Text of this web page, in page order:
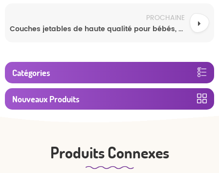
PROCHAINE
Couches jetables de haute qualité pour bébés, respirantes et douces, toutes tailles, prix négociables, vente en gros de couches pas chères pour nouveau-nés
Catégories
Nouveaux Produits
Produits Connexes